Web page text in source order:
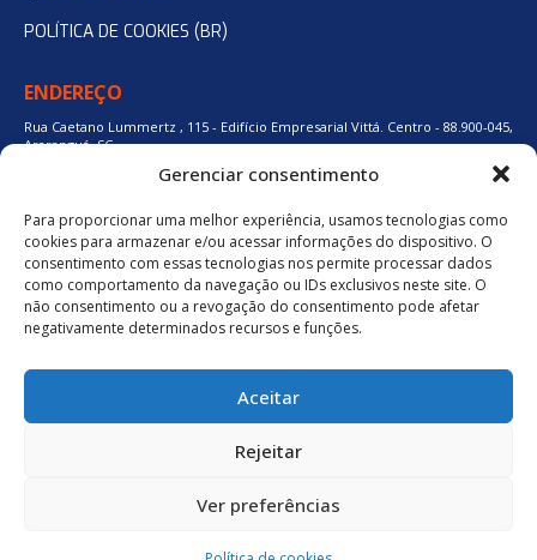
Gerenciar consentimento
Para proporcionar uma melhor experiência, usamos tecnologias como
cookies para armazenar e/ou acessar informações do dispositivo. O
consentimento com essas tecnologias nos permite processar dados
como comportamento da navegação ou IDs exclusivos neste site. O
não consentimento ou a revogação do consentimento pode afetar
negativamente determinados recursos e funções.
Aceitar
Rejeitar
Ver preferências
POLÍTICA DE COOKIES (BR)
ENDEREÇO
Rua Caetano Lummertz , 115 - Edifício Empresarial Vittá. Centro - 88.900-045,
Araranguá, SC.
48 3524-0137
48 9880-84667